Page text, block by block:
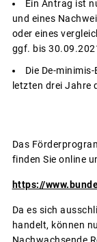
Ein Antrag ist
und eines
oder eines
ggf. bis
Die De-
letzten drei Jahre
Das
finden Sie online
https://
Da es sich
handelt, können